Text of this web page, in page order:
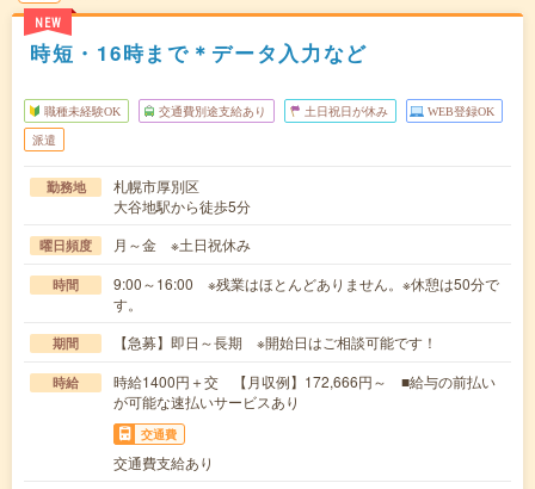
NEW
時短・16時まで＊データ入力など
職種未経験OK 交通費別途支給あり 土日祝日が休み WEB登録OK
派遣
勤務地
札幌市厚別区
大谷地駅から徒歩5分
曜日頻度 月～金 ※土日祝休み
時間
9:00～16:00 ※残業はほとんどありません。※休憩は50分で
す。
期間 【急募】即日～長期 ※開始日はご相談可能です！
時給
時給1400円＋交 【月収例】172,666円～ ■給与の前払い
が可能な速払いサービスあり
交通費
交通費支給あり